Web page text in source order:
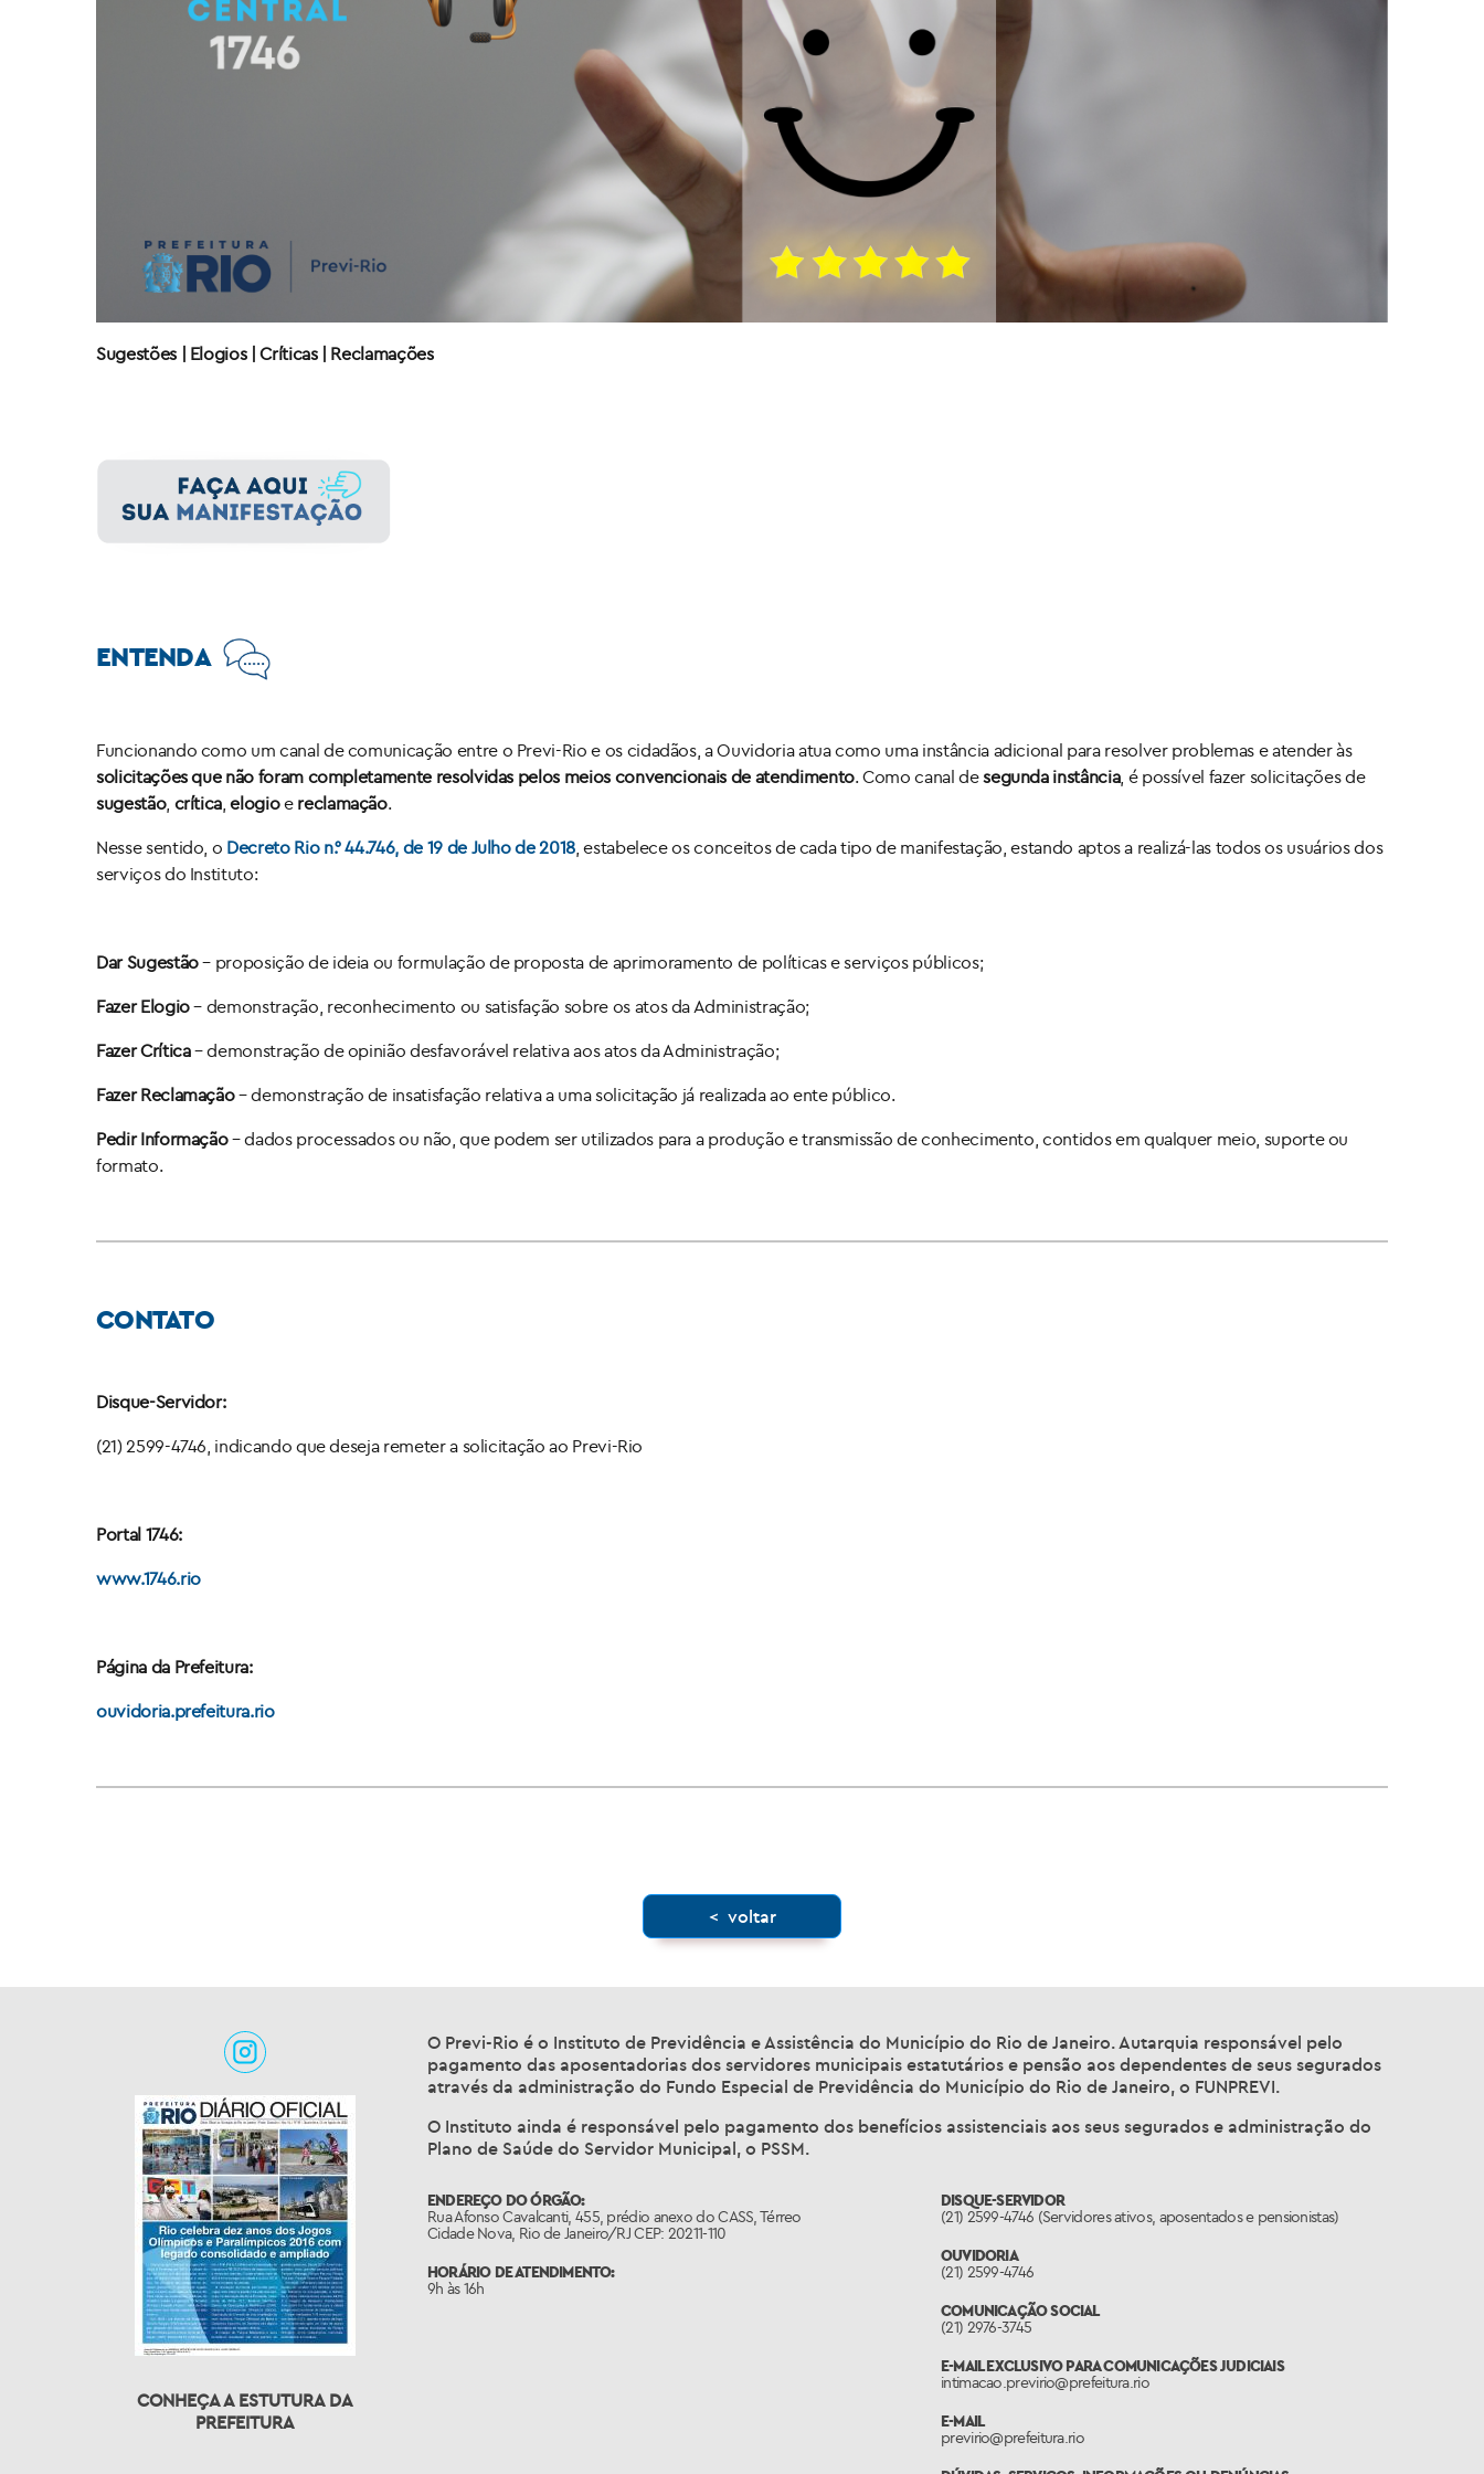
Sugestões | Elogios | Críticas | Reclamações
ENTENDA
Funcionando como um canal de comunicação entre o Previ-Rio e os cidadãos, a Ouvidoria atua como uma instância adicional para resolver problemas e atender às
solicitações que não foram completamente resolvidas pelos meios convencionais de atendimento. Como canal desegunda instância, é possível fazer solicitações de
sugestão, crítica ,elogioe reclamação.
Nesse sentido, o Decreto Rio n.° 44.746, de 19 de Julho de 2018, estabelece os conceitos de cada tipo de manifestação, estando aptos a realizá-las todos os usuários dos
serviços do Instituto:
Dar Sugestão– proposição de ideia ou formulação de proposta de aprimoramento de políticas e serviços públicos;
Fazer Elogio– demonstração, reconhecimento ou satisfação sobre os atos da Administração;
Fazer Crítica– demonstração de opinião desfavorável relativa aos atos da Administração;
Fazer Reclamação– demonstração de insatisfação relativa a uma solicitação já realizada ao ente público.
Pedir Informação– dados processados ou não, que podem ser utilizados para a produção e transmissão de conhecimento, contidos em qualquer meio, suporte ou
formato.
CONTATO
Disque-Servidor:
(21) 2599-4746, indicando que deseja remeter a solicitação ao Previ-Rio
Portal 1746:
www.1746.rio
Página da Prefeitura:
ouvidoria.prefeitura.rio
< voltar
CONHEÇA A ESTUTURA DA
PREFEITURA
O Previ-Rio é o Instituto de Previdência e Assistência do Município do Rio de Janeiro. Autarquia responsável pelo
pagamento das aposentadorias dos servidores municipais estatutários e pensão aos dependentes de seus segurados
através da administração do Fundo Especial de Previdência do Município do Rio de Janeiro, o FUNPREVI.
O Instituto ainda é responsável pelo pagamento dos benefícios assistenciais aos seus segurados e administração do
Plano de Saúde do Servidor Municipal, o PSSM.
ENDEREÇO DO ÓRGÃO:
Rua Afonso Cavalcanti, 455, prédio anexo do CASS, Térreo
Cidade Nova, Rio de Janeiro/RJ CEP: 20211-110
HORÁRIO DE ATENDIMENTO:
9h às 16h
DISQUE-SERVIDOR
(21) 2599-4746 (Servidores ativos, aposentados e pensionistas)
OUVIDORIA
(21) 2599-4746
COMUNICAÇÃO SOCIAL
(21) 2976-3745
E-MAIL EXCLUSIVO PARA COMUNICAÇÕES JUDICIAIS
intimacao.previrio@prefeitura.rio
E-MAIL
previrio@prefeitura.rio